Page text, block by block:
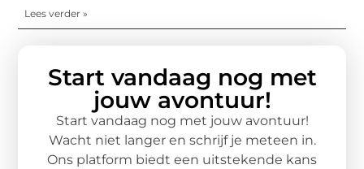
Lees verder »
Start vandaag nog met
jouw avontuur!
Start vandaag nog met jouw avontuur!
Wacht niet langer en schrijf je meteen in.
Ons platform biedt een uitstekende kans